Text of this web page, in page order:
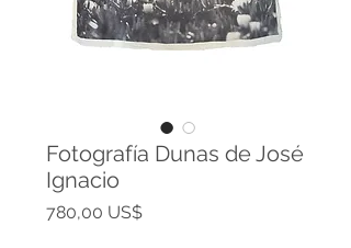
Fotografía Dunas de José
Ignacio
780,00 US$Precio